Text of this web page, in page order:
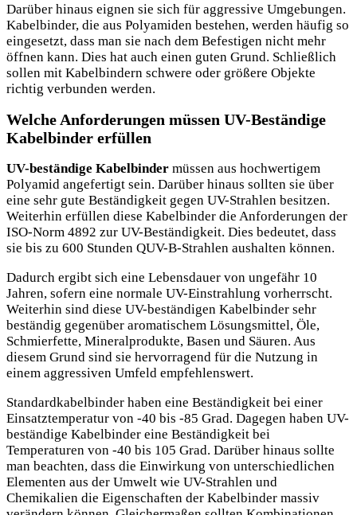
Darüber hinaus eignen sie sich für aggressive Umgebungen.
Kabelbinder, die aus Polyamiden bestehen, werden häufig so
eingesetzt, dass man sie nach dem Befestigen nicht mehr
öffnen kann. Dies hat auch einen guten Grund. Schließlich
sollen mit Kabelbindern schwere oder größere Objekte
richtig verbunden werden.
Welche Anforderungen müssen UV-Beständige
Kabelbinder erfüllen
UV-beständige Kabelbinder müssen aus hochwertigem
Polyamid angefertigt sein. Darüber hinaus sollten sie über
eine sehr gute Beständigkeit gegen UV-Strahlen besitzen.
Weiterhin erfüllen diese Kabelbinder die Anforderungen der
ISO-Norm 4892 zur UV-Beständigkeit. Dies bedeutet, dass
sie bis zu 600 Stunden QUV-B-Strahlen aushalten können.
Dadurch ergibt sich eine Lebensdauer von ungefähr 10
Jahren, sofern eine normale UV-Einstrahlung vorherrscht.
Weiterhin sind diese UV-beständigen Kabelbinder sehr
beständig gegenüber aromatischem Lösungsmittel, Öle,
Schmierfette, Mineralprodukte, Basen und Säuren. Aus
diesem Grund sind sie hervorragend für die Nutzung in
einem aggressiven Umfeld empfehlenswert.
Standardkabelbinder haben eine Beständigkeit bei einer
Einsatztemperatur von -40 bis -85 Grad. Dagegen haben UV-
beständige Kabelbinder eine Beständigkeit bei
Temperaturen von -40 bis 105 Grad. Darüber hinaus sollte
man beachten, dass die Einwirkung von unterschiedlichen
Elementen aus der Umwelt wie UV-Strahlen und
Chemikalien die Eigenschaften der Kabelbinder massiv